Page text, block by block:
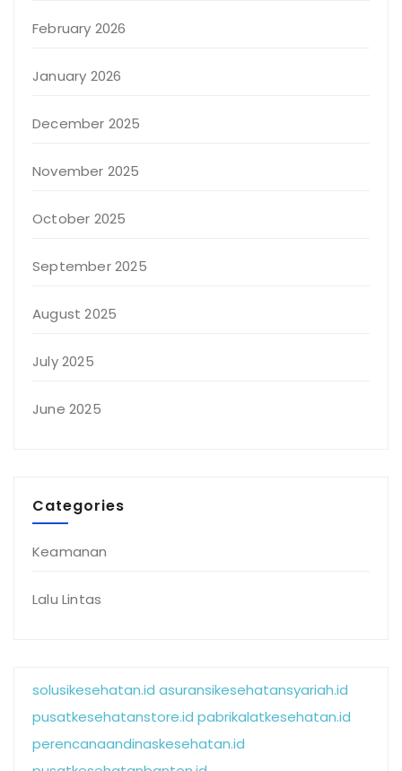
February 2026
January 2026
December 2025
November 2025
October 2025
September 2025
August 2025
July 2025
June 2025
Categories
Keamanan
Lalu Lintas
solusikesehatan.id asuransikesehatansyariah.id
pusatkesehatanstore.id pabrikalatkesehatan.id
perencanaandinaskesehatan.id